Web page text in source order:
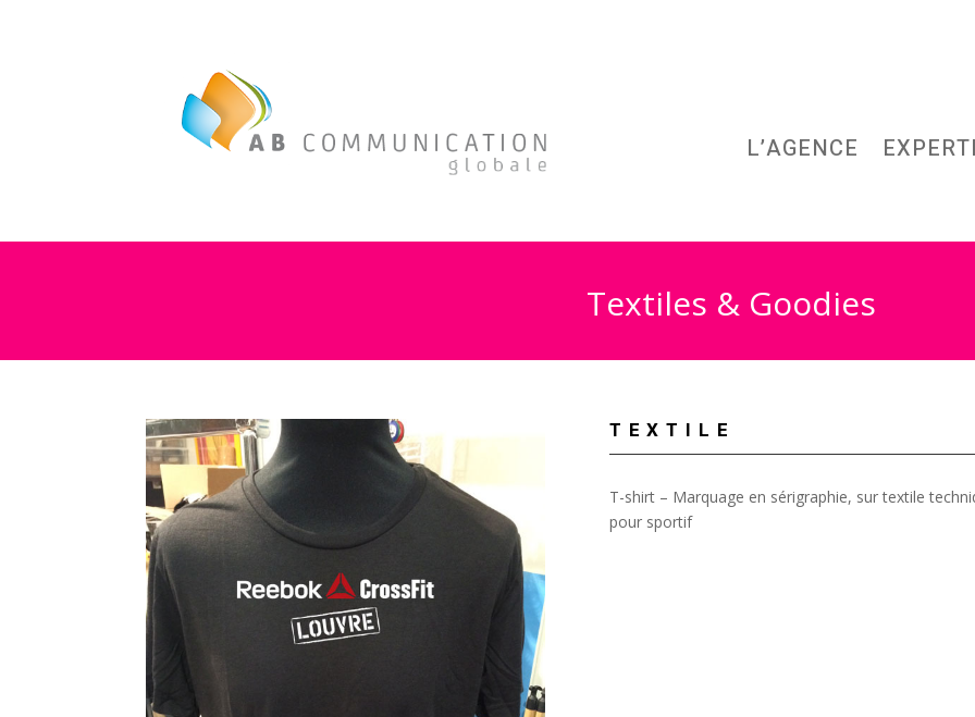
L’AGENCE
Textiles & Goodies
TEXTILE
T-shirt – Marquage en sérigraphie, sur textile
pour sportif